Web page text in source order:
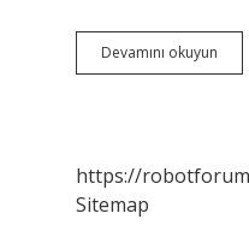
Devamını okuyun
Para
https://
Sitemap